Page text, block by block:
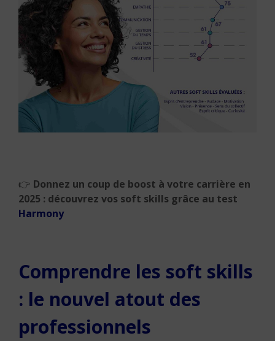
👉 Donnez un coup de boost à votre carrière en
2025 : découvrez vos soft skills grâce au test
Harmony
Comprendre les soft skills
: le nouvel atout des
professionnels